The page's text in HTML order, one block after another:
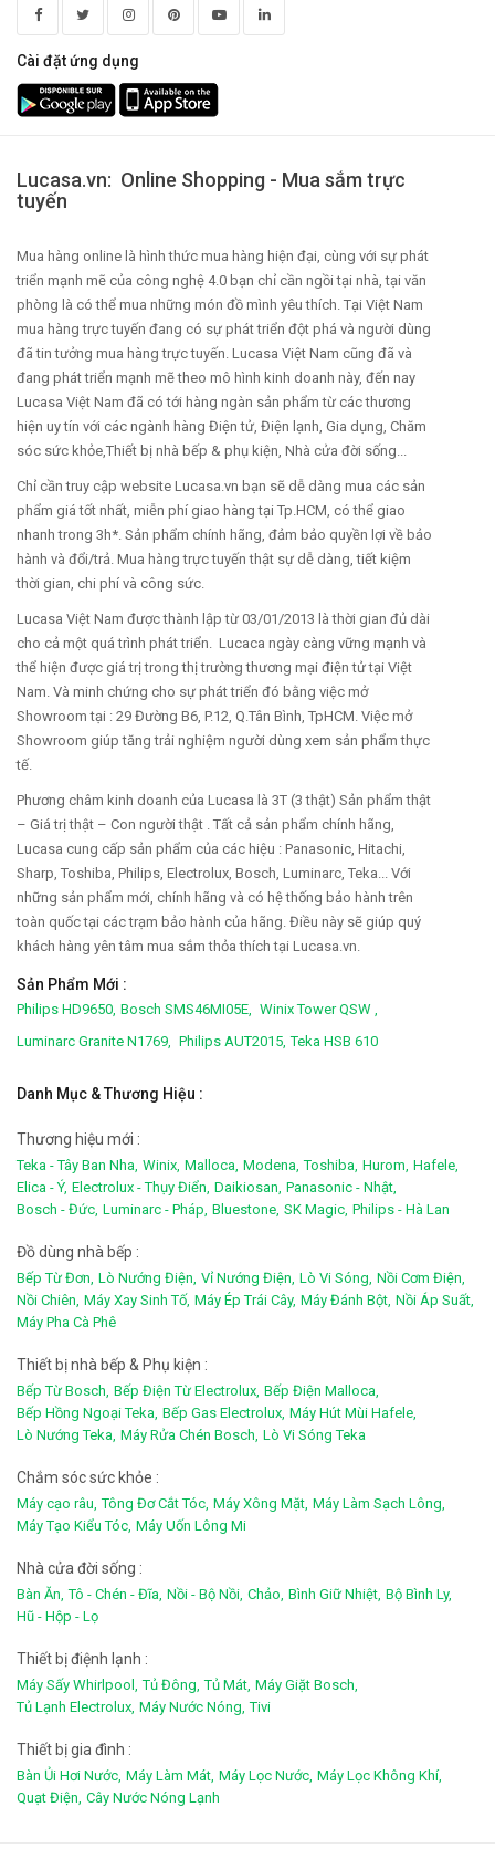
Cài đặt ứng dụng
Lucasa.vn: Online Shopping - Mua sắm trực
tuyến
Mua hàng online là hình thức mua hàng hiện đại, cùng với sự phát
triển mạnh mẽ của công nghệ 4.0 bạn chỉ cần ngồi tại nhà, tại văn
phòng là có thể mua những món đồ mình yêu thích. Tại Việt Nam
mua hàng trực tuyến đang có sự phát triển đột phá và người dùng
đã tin tưởng mua hàng trực tuyến. Lucasa Việt Nam cũng đã và
đang phát triển mạnh mẽ theo mô hình kinh doanh này, đến nay
Lucasa Việt Nam đã có tới hàng ngàn sản phẩm từ các thương
hiện uy tín với các ngành hàng Điện tử, Điện lạnh, Gia dụng, Chăm
sóc sức khỏe,Thiết bị nhà bếp & phụ kiện, Nhà cửa đời sống...
Chỉ cần truy cập website Lucasa.vn bạn sẽ dễ dàng mua các sản
phẩm giá tốt nhất, miễn phí giao hàng tại Tp.HCM, có thể giao
nhanh trong 3h*. Sản phẩm chính hãng, đảm bảo quyền lợi về bảo
hành và đổi/trả. Mua hàng trực tuyến thật sự dễ dàng, tiết kiệm
thời gian, chi phí và công sức.
Lucasa Việt Nam được thành lập từ 03/01/2013 là thời gian đủ dài
cho cả một quá trình phát triển. Lucaca ngày càng vững mạnh và
thể hiện được giá trị trong thị trường thương mại điện tử tại Việt
Nam. Và minh chứng cho sự phát triển đó bằng việc mở
Showroom tại : 29 Đường B6, P.12, Q.Tân Bình, TpHCM. Việc mở
Showroom giúp tăng trải nghiệm người dùng xem sản phẩm thực
tế.
Phương châm kinh doanh của Lucasa là 3T (3 thật) Sản phẩm thật
– Giá trị thật – Con người thật . Tất cả sản phẩm chính hãng,
Lucasa cung cấp sản phẩm của các hiệu : Panasonic, Hitachi,
Sharp, Toshiba, Philips, Electrolux, Bosch, Luminarc, Teka... Với
những sản phẩm mới, chính hãng và có hệ thống bảo hành trên
toàn quốc tại các trạm bảo hành của hãng. Điều này sẽ giúp quý
khách hàng yên tâm mua sắm thỏa thích tại Lucasa.vn.
Sản Phẩm Mới :
Philips HD9650, Bosch SMS46MI05E, Winix Tower QSW ,
Luminarc Granite N1769, Philips AUT2015, Teka HSB 610
Danh Mục & Thương Hiệu :
Thương hiệu mới :
Teka - Tây Ban Nha, Winix, Malloca, Modena, Toshiba, Hurom, Hafele,
Elica - Ý, Electrolux - Thụy Điển, Daikiosan, Panasonic - Nhật,
Bosch - Đức, Luminarc - Pháp, Bluestone, SK Magic, Philips - Hà Lan
Đồ dùng nhà bếp :
Bếp Từ Đơn, Lò Nướng Điện, Vỉ Nướng Điện, Lò Vi Sóng, Nồi Cơm Điện,
Nồi Chiên, Máy Xay Sinh Tố, Máy Ép Trái Cây, Máy Đánh Bột, Nồi Áp Suất,
Máy Pha Cà Phê
Thiết bị nhà bếp & Phụ kiện :
Bếp Từ Bosch, Bếp Điện Từ Electrolux, Bếp Điện Malloca,
Bếp Hồng Ngoại Teka, Bếp Gas Electrolux, Máy Hút Mùi Hafele,
Lò Nướng Teka, Máy Rửa Chén Bosch, Lò Vi Sóng Teka
Chắm sóc sức khỏe :
Máy cạo râu, Tông Đơ Cắt Tóc, Máy Xông Mặt, Máy Làm Sạch Lông,
Máy Tạo Kiểu Tóc, Máy Uốn Lông Mi
Nhà cửa đời sống :
Bàn Ăn, Tô - Chén - Đĩa, Nồi - Bộ Nồi, Chảo, Bình Giữ Nhiệt, Bộ Bình Ly,
Hũ - Hộp - Lọ
Thiết bị điệnh lạnh :
Máy Sấy Whirlpool, Tủ Đông, Tủ Mát, Máy Giặt Bosch,
Tủ Lạnh Electrolux, Máy Nước Nóng, Tivi
Thiết bị gia đình :
Bàn Ủi Hơi Nước, Máy Làm Mát, Máy Lọc Nước, Máy Lọc Không Khí,
Quạt Điện, Cây Nước Nóng Lạnh